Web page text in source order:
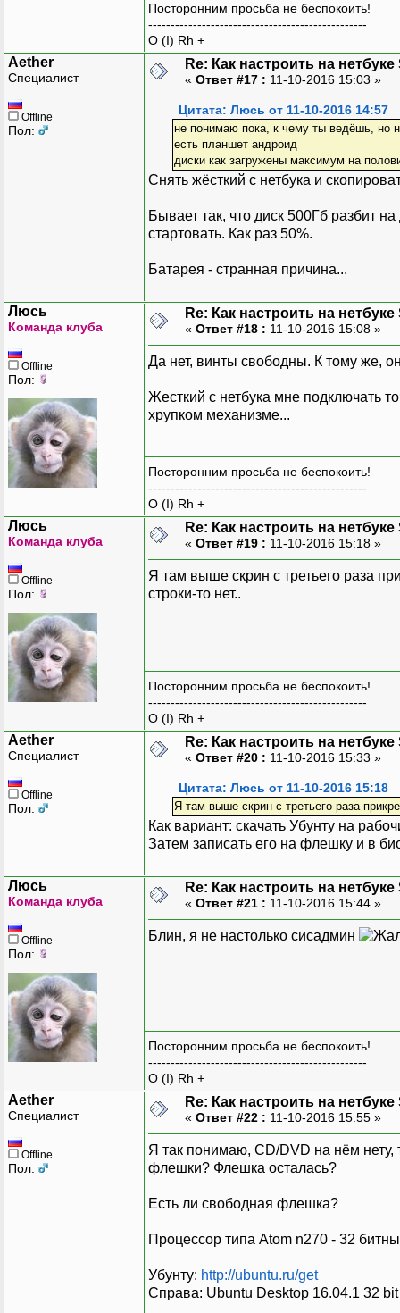
Посторонним просьба не беспокоить!
-------------------------------------------------
O (I) Rh +
Aether
Специалист
Offline
Пол:
Re: Как настроить на
« Ответ #17 : 11-10-2016 15:03 »
Цитата: Люсь от 11-10-2016 14:57
не понимаю пока, к чему ты ведёшь, но
есть планшет андроид
диски как загружены максимум на
Снять жёсткий с нетбука и
Бывает так, что диск 500Гб разбит
стартовать. Как раз 50%.
Батарея - странная причина...
Люсь
Команда клуба
Offline
Пол:
Re: Как настроить на
« Ответ #18 : 11-10-2016 15:08 »
Да нет, винты свободны. К тому же,
Жесткий с нетбука мне подключать
хрупком механизме...
Посторонним просьба не беспокоить!
-------------------------------------------------
O (I) Rh +
Люсь
Команда клуба
Offline
Пол:
Re: Как настроить на
« Ответ #19 : 11-10-2016 15:18 »
Я там выше скрин с третьего раза
строки-то нет..
Посторонним просьба не беспокоить!
-------------------------------------------------
O (I) Rh +
Aether
Специалист
Offline
Пол:
Re: Как настроить на
« Ответ #20 : 11-10-2016 15:33 »
Цитата: Люсь от 11-10-2016 15:18
Я там выше скрин с третьего раза
Как вариант: скачать Убунту на
Затем записать его на флешку и в
Люсь
Команда клуба
Offline
Пол:
Re: Как настроить на
« Ответ #21 : 11-10-2016 15:44 »
Блин, я не настолько сисадмин
Посторонним просьба не беспокоить!
-------------------------------------------------
O (I) Rh +
Aether
Специалист
Offline
Пол:
Re: Как настроить на
« Ответ #22 : 11-10-2016 15:55 »
Я так понимаю, CD/DVD на нём нету,
флешки? Флешка осталась?
Есть ли свободная флешка?
Процессор типа Atom n270 - 32
Убунту: http://ubuntu.ru/get
Справа: Ubuntu Desktop 16.04.1 32 bit